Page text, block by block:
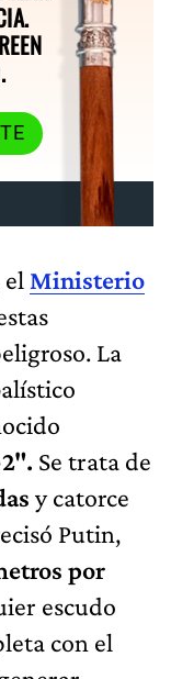
el Ministerio
La
Se trata de
y catorce
Putin,
por
escudo
con el